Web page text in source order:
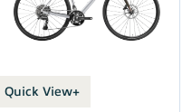
Quick View+